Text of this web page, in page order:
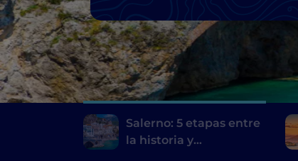
Salerno: 5 etapas entre
la historia y